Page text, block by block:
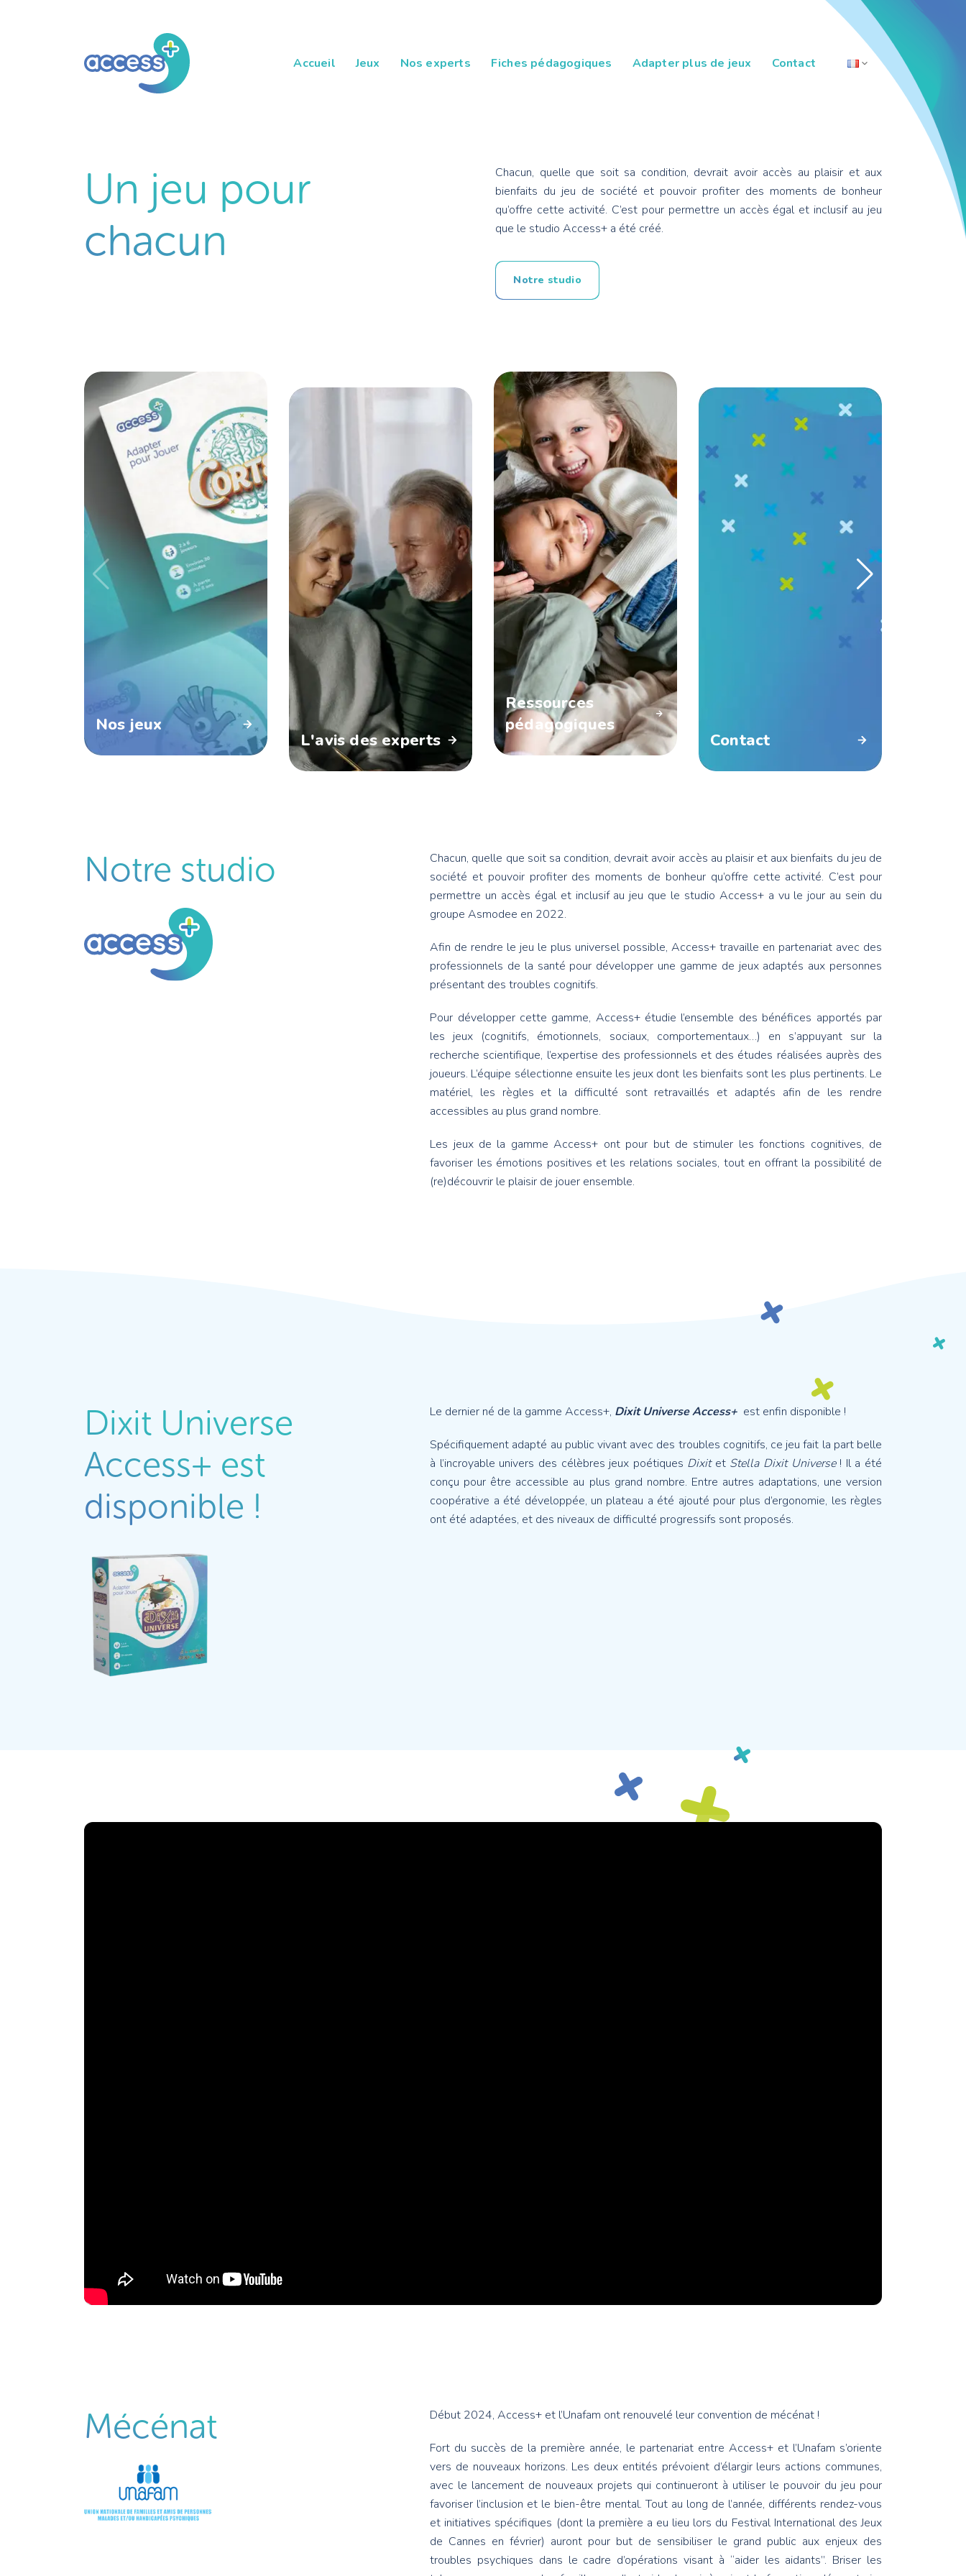
Accueil Jeux Nos experts Fiches pédagogiques Adapter plus de jeux Contact
Español
Čeština
Un jeu pour
chacun
Chacun, quelle que soit sa condition, devrait avoir accès au plaisir et aux
bienfaits du jeu de société et pouvoir profiter des moments de bonheur
qu’offre cette activité. C’est pour permettre un accès égal et inclusif au jeu
que le studio Access+ a été créé.
Notre studio
Nos jeux
L'avis des experts
Ressources
pédagogiques
Contact
Notre studio
Chacun, quelle que soit sa condition, devrait avoir accès au plaisir et aux bienfaits du jeu de
société et pouvoir profiter des moments de bonheur qu’offre cette activité. C’est pour
permettre un accès égal et inclusif au jeu que le studio Access+ a vu le jour au sein du
groupe Asmodee en 2022.
Afin de rendre le jeu le plus universel possible, Access+ travaille en partenariat avec des
professionnels de la santé pour développer une gamme de jeux adaptés aux personnes
présentant des troubles cognitifs.
Pour développer cette gamme, Access+ étudie l’ensemble des bénéfices apportés par
les jeux (cognitifs, émotionnels, sociaux, comportementaux…) en s’appuyant sur la
recherche scientifique, l’expertise des professionnels et des études réalisées auprès des
joueurs. L’équipe sélectionne ensuite les jeux dont les bienfaits sont les plus pertinents. Le
matériel, les règles et la difficulté sont retravaillés et adaptés afin de les rendre
accessibles au plus grand nombre.
Les jeux de la gamme Access+ ont pour but de stimuler les fonctions cognitives, de
favoriser les émotions positives et les relations sociales, tout en offrant la possibilité de
(re)découvrir le plaisir de jouer ensemble.
Dixit Universe
Access+ est
disponible !
Le dernier né de la gamme Access+, Dixit Universe Access+ est enfin disponible !
Spécifiquement adapté au public vivant avec des troubles cognitifs, ce jeu fait la part belle
à l’incroyable univers des célèbres jeux poétiques Dixitet Stella Dixit Universe! Il a été
conçu pour être accessible au plus grand nombre. Entre autres adaptations, une version
coopérative a été développée, un plateau a été ajouté pour plus d’ergonomie, les règles
ont été adaptées, et des niveaux de difficulté progressifs sont proposés.
Mécénat Début 2024, Access+ et l’Unafam ont renouvelé leur convention de mécénat !
Fort du succès de la première année, le partenariat entre Access+ et l’Unafam s’oriente
vers de nouveaux horizons. Les deux entités prévoient d’élargir leurs actions communes,
avec le lancement de nouveaux projets qui continueront à utiliser le pouvoir du jeu pour
favoriser l’inclusion et le bien-être mental. Tout au long de l’année, différents rendez-vous
et initiatives spécifiques (dont la première a eu lieu lors du Festival International des Jeux
de Cannes en février) auront pour but de sensibiliser le grand public aux enjeux des
troubles psychiques dans le cadre d’opérations visant à “aider les aidants”. Briser les